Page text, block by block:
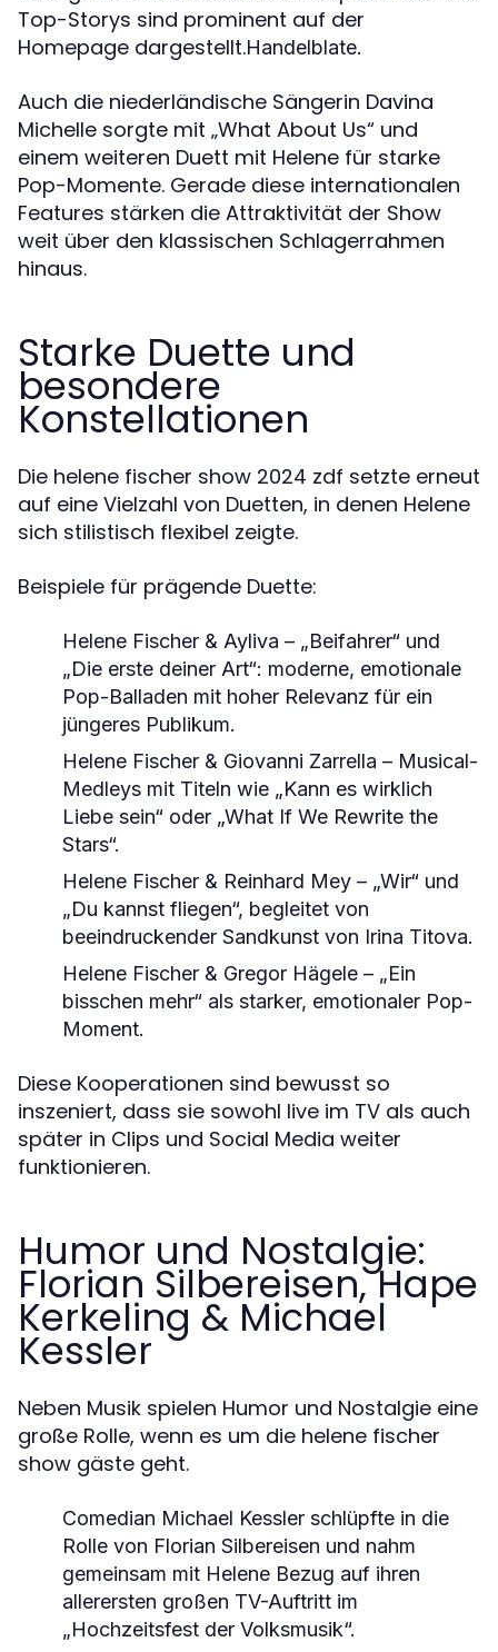
Top-Storys sind prominent auf der
Homepage dargestellt.Handelblate.
Auch die niederländische Sängerin Davina
Michelle sorgte mit „What About Us“ und
einem weiteren Duett mit Helene für starke
Pop-Momente. Gerade diese internationalen
Features stärken die Attraktivität der Show
weit über den klassischen Schlagerrahmen
hinaus.
Starke Duette und
besondere
Konstellationen
Die helene fischer show 2024 zdf setzte erneut
auf eine Vielzahl von Duetten, in denen Helene
sich stilistisch flexibel zeigte.
Beispiele für prägende Duette:
Helene Fischer & Ayliva – „Beifahrer“ und
„Die erste deiner Art“: moderne, emotionale
Pop-Balladen mit hoher Relevanz für ein
jüngeres Publikum.
Helene Fischer & Giovanni Zarrella – Musical-
Medleys mit Titeln wie „Kann es wirklich
Liebe sein“ oder „What If We Rewrite the
Stars“.
Helene Fischer & Reinhard Mey – „Wir“ und
„Du kannst fliegen“, begleitet von
beeindruckender Sandkunst von Irina Titova.
Helene Fischer & Gregor Hägele – „Ein
bisschen mehr“ als starker, emotionaler Pop-
Moment.
Diese Kooperationen sind bewusst so
inszeniert, dass sie sowohl live im TV als auch
später in Clips und Social Media weiter
funktionieren.
Humor und Nostalgie:
Florian Silbereisen, Hape
Kerkeling & Michael
Kessler
Neben Musik spielen Humor und Nostalgie eine
große Rolle, wenn es um die helene fischer
show gäste geht.
Comedian Michael Kessler schlüpfte in die
Rolle von Florian Silbereisen und nahm
gemeinsam mit Helene Bezug auf ihren
allerersten großen TV-Auftritt im
„Hochzeitsfest der Volksmusik“.